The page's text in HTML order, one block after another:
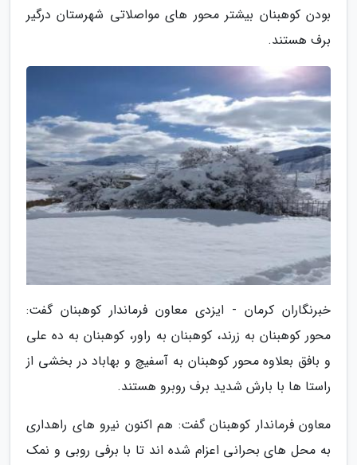
بودن کوهبنان بیشتر محور های مواصلاتی شهرستان درگیر
برف هستند.
خبرنگاران کرمان - ایزدی معاون فرماندار کوهبنان گفت:
محور کوهبنان به زرند، کوهبنان به راور، کوهبنان به ده علی
و بافق بعلاوه محور کوهبنان به آسفیچ و بهاباد در بخشی از
راستا ها با بارش شدید برف روبرو هستند.
معاون فرماندار کوهبنان گفت: هم اکنون نیرو های راهداری
به محل های بحرانی اعزام شده اند تا با برفی روبی و نمک